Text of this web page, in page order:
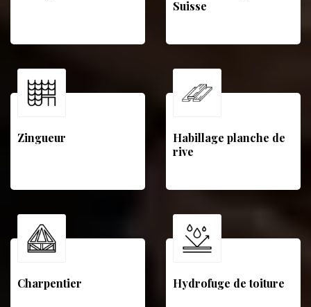
Suisse
Zingueur
Habillage planche de
rive
Charpentier Hydrofuge de toiture